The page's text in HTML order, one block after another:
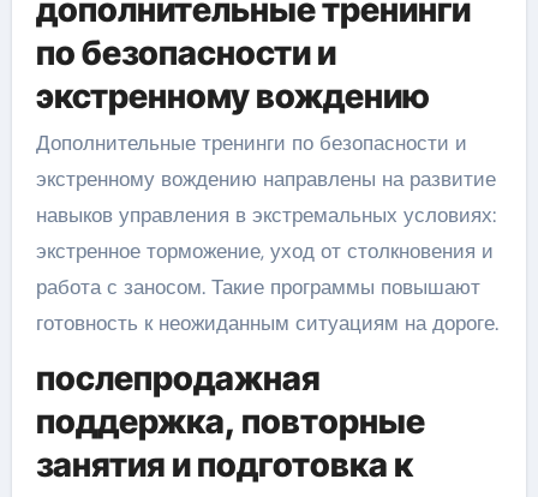
дополнительные тренинги
по безопасности и
экстренному вождению
Дополнительные тренинги по безопасности и
экстренному вождению направлены на развитие
навыков управления в экстремальных условиях:
экстренное торможение, уход от столкновения и
работа с заносом. Такие программы повышают
готовность к неожиданным ситуациям на дороге.
послепродажная
поддержка, повторные
занятия и подготовка к